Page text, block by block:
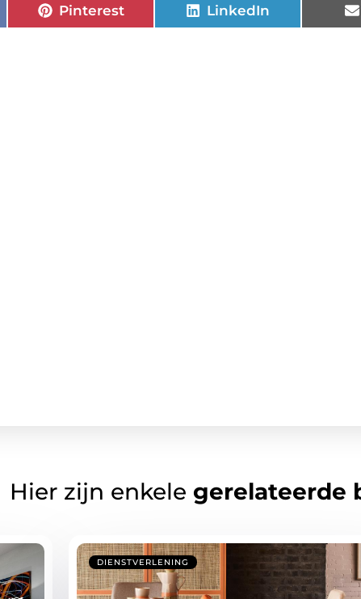
Pinterest LinkedIn
Hier zijn enkele gerelateerde
DIENSTVERLENING